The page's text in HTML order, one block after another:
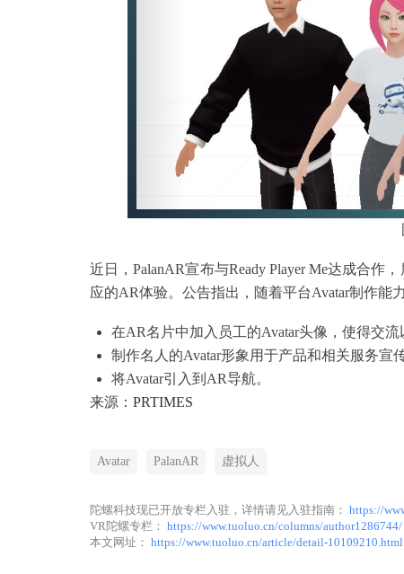
近日，PalanAR宣布与Ready Player Me达成合作
应的AR体验。公告指出，随着平台Avatar制作能
在AR名片中加入员工的Avatar头像，使得交流
制作名人的Avatar形象用于产品和相关服务宣
将Avatar引入到AR导航。
来源： PRTIMES
Avatar PalanAR 虚拟人
陀螺科技现已开放专栏入驻，详情请见入驻指南： https://
VR陀螺专栏： https://www.tuoluo.cn/columns/author1286744/
本文网址： https://www.tuoluo.cn/article/detail-10109210.html